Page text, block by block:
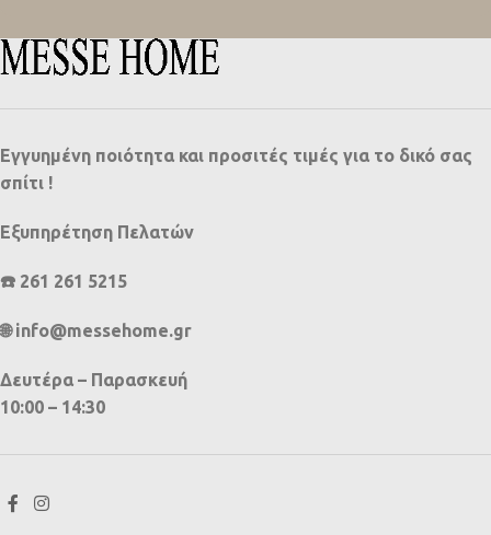
Εγγυημένη ποιότητα και προσιτές τιμές για το δικό σας
σπίτι !
Εξυπηρέτηση Πελατών
☎️ 261 261 5215
🌐 info@messehome.gr
Δευτέρα – Παρασκευή
10:00 – 14:30